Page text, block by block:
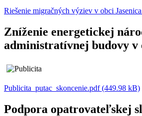
Riešenie migračných výziev v obci
Zníženie energetickej
administratívnej budovy v
Publicita_putac_skoncenie.pdf (449.98 kB)
Podpora opatrovateľskej